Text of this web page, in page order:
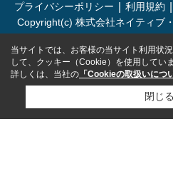
プライバシーポリシー 利用規約
Copyright(c) 株式会社ネイティブ
当サイトでは、お客様の当サイト利用状
して、クッキー（Cookie）を使用していま
詳しくは、当社の 「Cookieの取扱いにつ
閉じる